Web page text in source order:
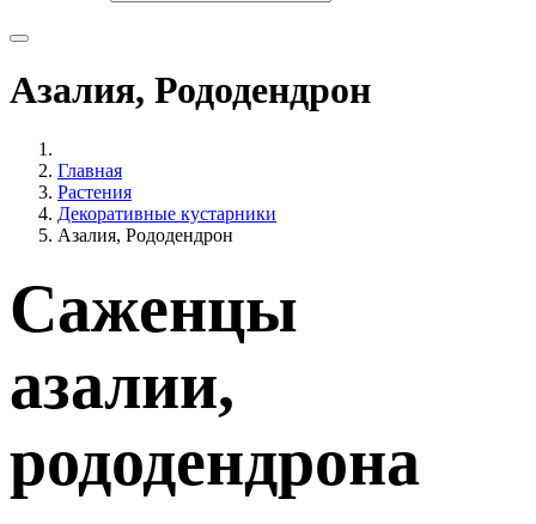
Азалия, Рододендрон
Главная
Растения
Декоративные кустарники
Азалия, Рододендрон
Саженцы
азалии,
рододендрона